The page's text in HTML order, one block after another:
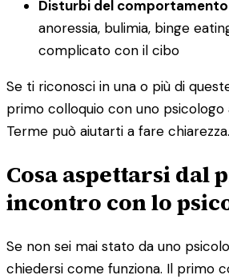
Disturbi del
anoressia, bulimia, binge
complicato con il cibo
Se ti riconosci in una o più di
primo colloquio con uno psicologo
Terme può aiutarti a fare chiarezza.
Cosa aspettarsi dal
incontro con lo
Se non sei mai stato da uno
chiedersi come funziona. Il primo